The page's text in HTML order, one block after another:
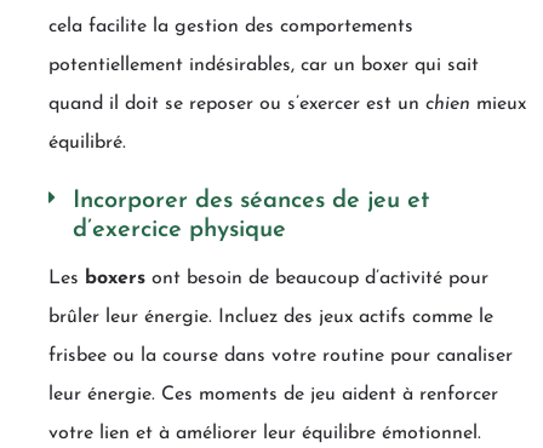
cela facilite la gestion des comportements
potentiellement indésirables, car un boxer qui sait
quand il doit se reposer ou s’exercer est un chien mieux
équilibré.
Incorporer des séances de jeu et
d’exercice physique
Les boxers ont besoin de beaucoup d’activité pour
brûler leur énergie. Incluez des jeux actifs comme le
frisbee ou la course dans votre routine pour canaliser
leur énergie. Ces moments de jeu aident à renforcer
votre lien et à améliorer leur équilibre émotionnel.